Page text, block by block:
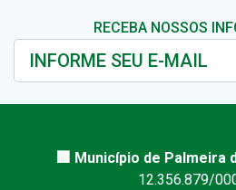
RECEBA NOSSOS
🏢 Município de Palmeira
12.356.879/